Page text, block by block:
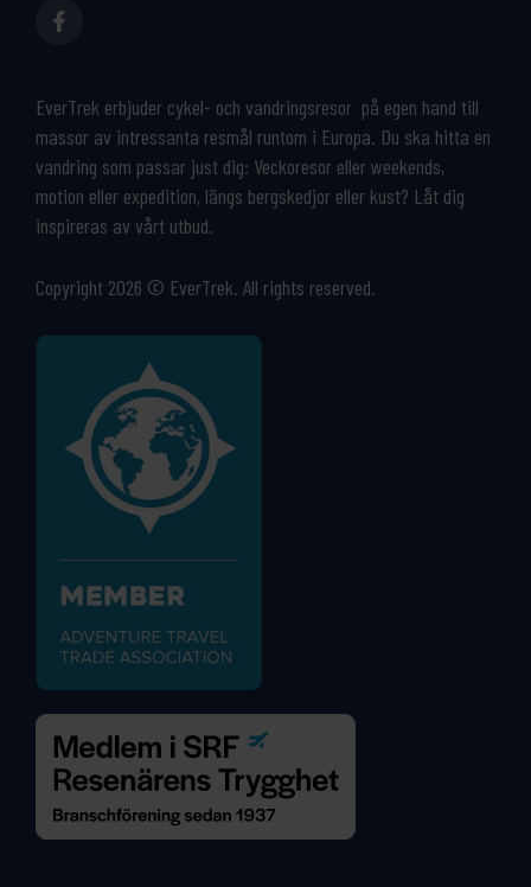
EverTrek erbjuder cykel- och vandringsresor på egen hand till
massor av intressanta resmål runtom i Europa. Du ska hitta en
vandring som passar just dig: Veckoresor eller weekends,
motion eller expedition, längs bergskedjor eller kust? Låt dig
inspireras av vårt utbud.
Copyright 2026 © EverTrek. All rights reserved.